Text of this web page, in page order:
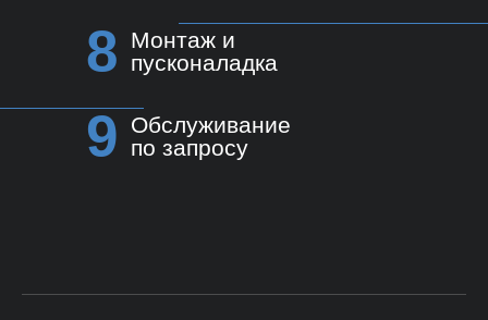
8
9
Монтаж и
пусконаладка
Обслуживание
по запросу